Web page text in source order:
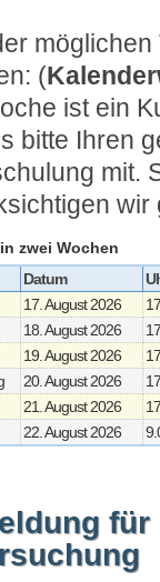
(
ist ein
bitte Ihren
mit.
zwei Wochen
Datum
17. August 2026
18. August 2026
19. August 2026
20. August 2026
21. August 2026
22. August 2026